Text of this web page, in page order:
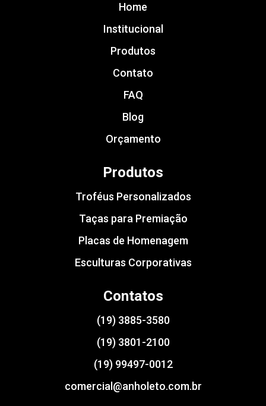
Home
Institucional
Produtos
Contato
FAQ
Blog
Orçamento
Produtos
Troféus Personalizados
Taças para Premiação
Placas de Homenagem
Esculturas Corporativas
Contatos
(19) 3885-3580
(19) 3801-2100
(19) 99497-0012
comercial@anholeto.com.br